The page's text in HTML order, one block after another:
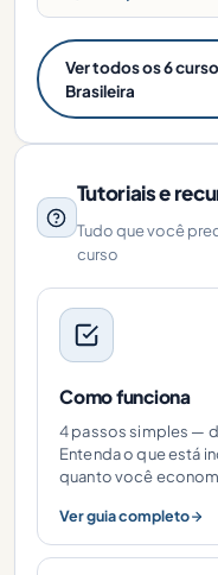
Ver todos os 6
Brasileira
Tutoriais e
Tudo que você
curso
Como funciona
4 passos simples —
Entenda o que está
quanto você
Ver guia completo